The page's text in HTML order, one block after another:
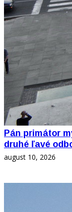
Pán primátor
druhé ľavé
august 10, 2026